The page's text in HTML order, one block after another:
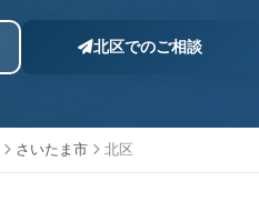
北区でのご相談
さいたま市 北区